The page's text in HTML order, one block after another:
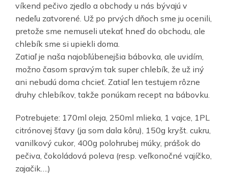
víkend pečivo zjedlo a obchody u nás bývajú v
nedeľu zatvorené. Už po prvých dňoch sme ju ocenili,
pretože sme nemuseli utekať hneď do obchodu, ale
chlebík sme si upiekli doma.
Zatiaľ je naša najobľúbenejšia bábovka, ale uvidím,
možno časom spravým tak super chlebík, že už iný
ani nebudú doma chcieť. Zatiaľ len testujem rôzne
druhy chlebíkov, takže ponúkam recept na bábovku.
Potrebujete: 170ml oleja, 250ml mlieka, 1 vajce, 1PL
citrónovej šťavy (ja som dala kôru), 150g kryšt. cukru,
vanilkový cukor, 400g polohrubej múky, prášok do
pečiva, čokoládová poleva (resp. veľkonočné vajíčko,
zajačik….)